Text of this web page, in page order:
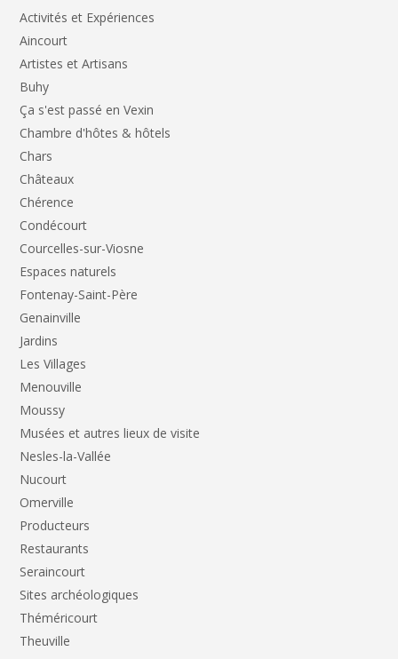
Activités et Expériences
Aincourt
Artistes et Artisans
Buhy
Ça s'est passé en Vexin
Chambre d'hôtes & hôtels
Chars
Châteaux
Chérence
Condécourt
Courcelles-sur-Viosne
Espaces naturels
Fontenay-Saint-Père
Genainville
Jardins
Les Villages
Menouville
Moussy
Musées et autres lieux de visite
Nesles-la-Vallée
Nucourt
Omerville
Producteurs
Restaurants
Seraincourt
Sites archéologiques
Théméricourt
Theuville